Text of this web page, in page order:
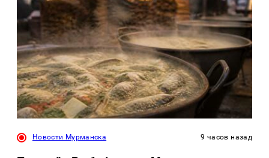
Новости Мурманска 9 часов назад